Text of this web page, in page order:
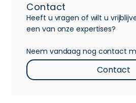
Contact
Heeft u vragen of wilt u
een van onze expertises?
Neem vandaag nog contact
Contact